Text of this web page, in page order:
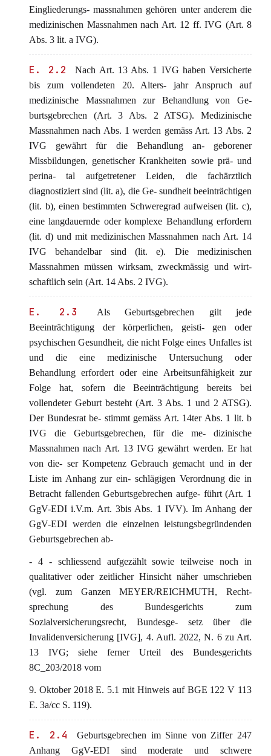
Eingliederungs- massnahmen gehören unter anderem die
medizinischen Massnahmen nach Art. 12 ff. IVG (Art. 8
Abs. 3 lit. a IVG).
E. 2.2
Nach Art. 13 Abs. 1 IVG haben Versicherte
bis zum vollendeten 20. Alters- jahr Anspruch auf
medizinische Massnahmen zur Behandlung von Ge-
burtsgebrechen (Art. 3 Abs. 2 ATSG). Medizinische
Massnahmen nach Abs. 1 werden gemäss Art. 13 Abs. 2
IVG gewährt für die Behandlung an- geborener
Missbildungen, genetischer Krankheiten sowie prä- und
perina- tal aufgetretener Leiden, die fachärztlich
diagnostiziert sind (lit. a), die Ge- sundheit beeinträchtigen
(lit. b), einen bestimmten Schweregrad aufweisen (lit. c),
eine langdauernde oder komplexe Behandlung erfordern
(lit. d) und mit medizinischen Massnahmen nach Art. 14
IVG behandelbar sind (lit. e). Die medizinischen
Massnahmen müssen wirksam, zweckmässig und wirt-
schaftlich sein (Art. 14 Abs. 2 IVG).
E. 2.3
Als Geburtsgebrechen gilt jede
Beeinträchtigung der körperlichen, geisti- gen oder
psychischen Gesundheit, die nicht Folge eines Unfalles ist
und die eine medizinische Untersuchung oder
Behandlung erfordert oder eine Arbeitsunfähigkeit zur
Folge hat, sofern die Beeinträchtigung bereits bei
vollendeter Geburt besteht (Art. 3 Abs. 1 und 2 ATSG).
Der Bundesrat be- stimmt gemäss Art. 14ter Abs. 1 lit. b
IVG die Geburtsgebrechen, für die me- dizinische
Massnahmen nach Art. 13 IVG gewährt werden. Er hat
von die- ser Kompetenz Gebrauch gemacht und in der
Liste im Anhang zur ein- schlägigen Verordnung die in
Betracht fallenden Geburtsgebrechen aufge- führt (Art. 1
GgV-EDI i.V.m. Art. 3bis Abs. 1 IVV). Im Anhang der
GgV-EDI werden die einzelnen leistungsbegründenden
Geburtsgebrechen ab-
- 4 - schliessend aufgezählt sowie teilweise noch in
qualitativer oder zeitlicher Hinsicht näher umschrieben
(vgl. zum Ganzen MEYER/REICHMUTH, Recht-
sprechung des Bundesgerichts zum
Sozialversicherungsrecht, Bundesge- setz über die
Invalidenversicherung [IVG], 4. Aufl. 2022, N. 6 zu Art.
13 IVG; siehe ferner Urteil des Bundesgerichts
8C_203/2018 vom
9. Oktober 2018 E. 5.1 mit Hinweis auf BGE 122 V 113
E. 3a/cc S. 119).
E. 2.4
Geburtsgebrechen im Sinne von Ziffer 247
Anhang GgV-EDI sind moderate und schwere